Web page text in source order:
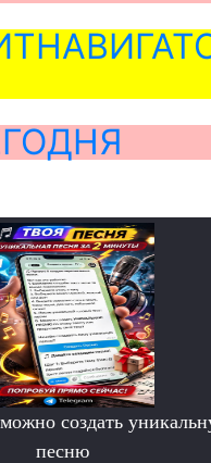
создать
песню